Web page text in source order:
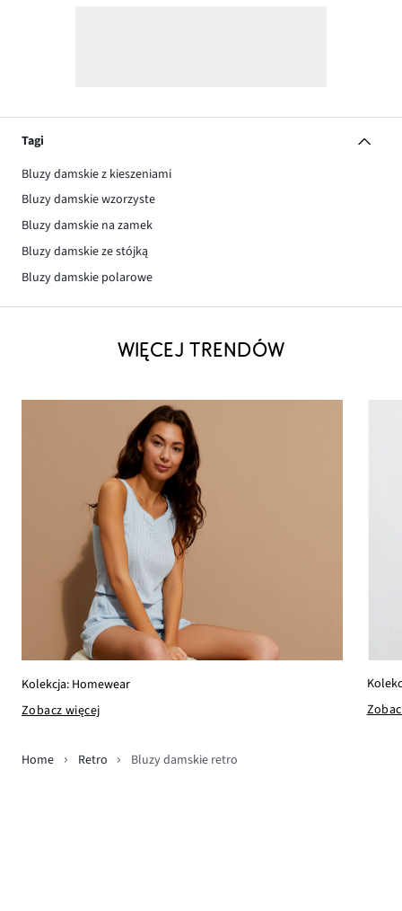
Tagi
Bluzy damskie z kieszeniami
Bluzy damskie wzorzyste
Bluzy damskie na zamek
Bluzy damskie ze stójką
Bluzy damskie polarowe
WIĘCEJ TRENDÓW
Kolekcja: Homewear
Zobacz więcej
Home Retro Bluzy damskie retro